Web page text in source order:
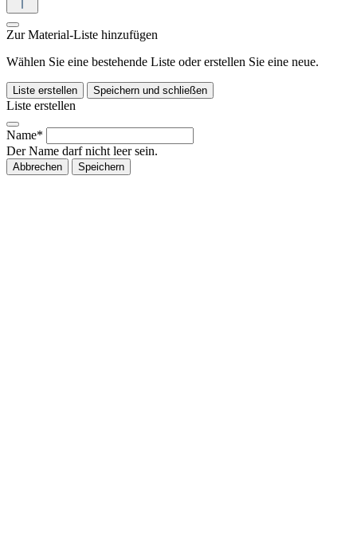
Zur Material-Liste hinzufügen
Wählen Sie eine bestehende Liste oder erstellen Sie eine neue.
Liste erstellen Speichern und schließen
Liste erstellen
Name*
Der Name darf nicht leer sein.
Abbrechen Speichern